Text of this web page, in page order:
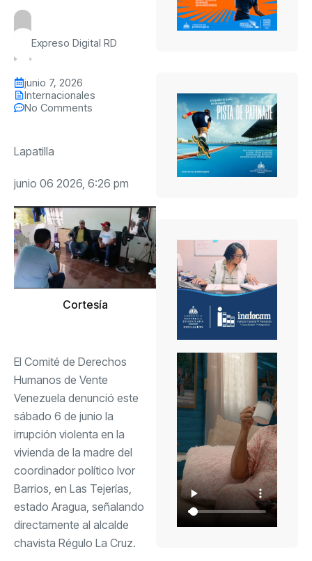
Expreso Digital RD
junio 7, 2026
Internacionales
No Comments
Lapatilla
junio 06 2026, 6:26 pm
Cortesía
El Comité de Derechos
Humanos de Vente
Venezuela denunció este
sábado 6 de junio la
irrupción violenta en la
vivienda de la madre del
coordinador político Ivor
Barrios, en Las Tejerías,
estado Aragua, señalando
directamente al alcalde
chavista Régulo La Cruz.